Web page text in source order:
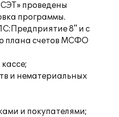
проведены
программы.
8" и с
плана счетов МСФО
и нематериальных
и покупателями;